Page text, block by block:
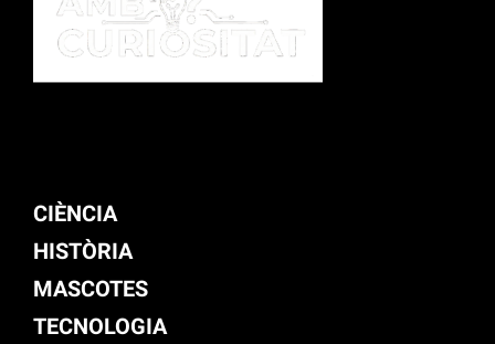
CIÈNCIA
HISTÒRIA
MASCOTES
TECNOLOGIA